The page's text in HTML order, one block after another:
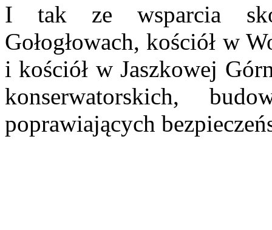
I tak ze wsparcia
Gołogłowach, kościół w
i kościół w Jaszkowej
konserwatorskich,
poprawiających